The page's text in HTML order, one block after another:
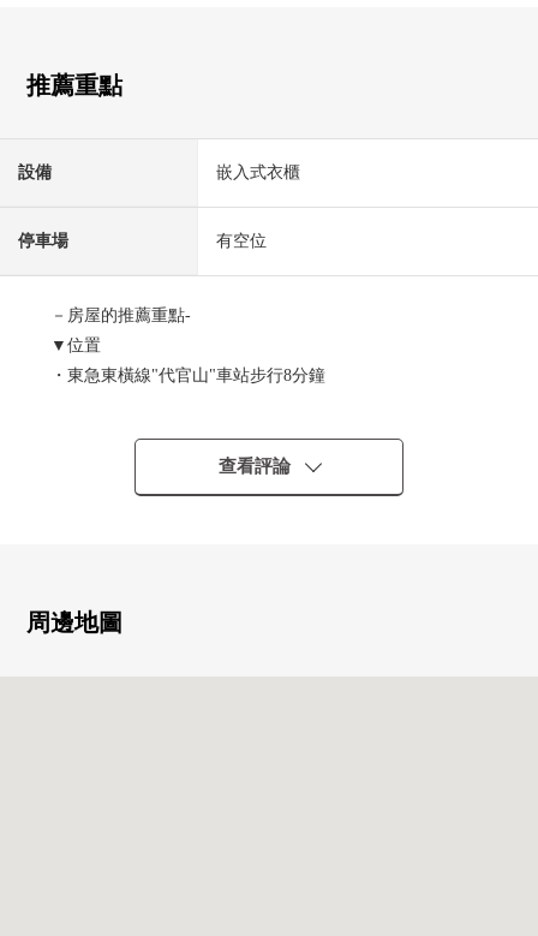
推薦重點
設備 嵌入式衣櫃
停車場 有空位
－房屋的推薦重點-
▼位置
・東急東橫線"代官山"車站步行8分鐘
・私人使用面積119.97平方公尺的3LDK的房間
・菜的寬度擴展到的3份爐子
查看評論
周邊地圖